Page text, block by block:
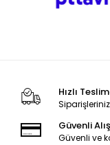
Hızlı
Güvenli
Güvenli ve